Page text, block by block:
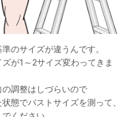
のサイズが違うんです。
が1～2サイズ変わってきま
調整はしづらいので
態でバストサイズを測って、